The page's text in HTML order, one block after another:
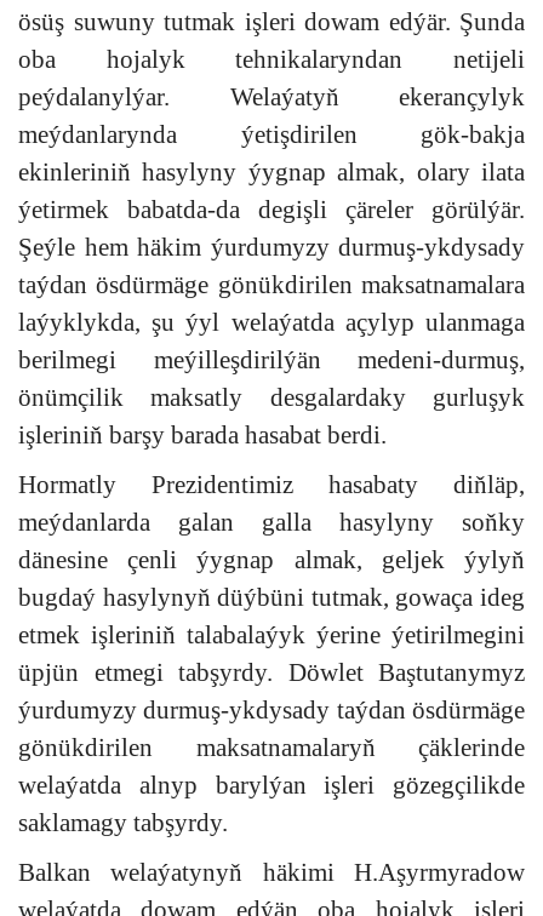
ösüş suwuny tutmak işleri dowam edýär. Şunda
oba hojalyk tehnikalaryndan netijeli
peýdalanylýar. Welaýatyň ekerançylyk
meýdanlarynda ýetişdirilen gök-bakja
ekinleriniň hasylyny ýygnap almak, olary ilata
ýetirmek babatda-da degişli çäreler görülýär.
Şeýle hem häkim ýurdumyzy durmuş-ykdysady
taýdan ösdürmäge gönükdirilen maksatnamalara
laýyklykda, şu ýyl welaýatda açylyp ulanmaga
berilmegi meýilleşdirilýän medeni-durmuş,
önümçilik maksatly desgalardaky gurluşyk
işleriniň barşy barada hasabat berdi.
Hormatly Prezidentimiz hasabaty diňläp,
meýdanlarda galan galla hasylyny soňky
dänesine çenli ýygnap almak, geljek ýylyň
bugdaý hasylynyň düýbüni tutmak, gowaça ideg
etmek işleriniň talabalaýyk ýerine ýetirilmegini
üpjün etmegi tabşyrdy. Döwlet Baştutanymyz
ýurdumyzy durmuş-ykdysady taýdan ösdürmäge
gönükdirilen maksatnamalaryň çäklerinde
welaýatda alnyp barylýan işleri gözegçilikde
saklamagy tabşyrdy.
Balkan welaýatynyň häkimi H.Aşyrmyradow
welaýatda dowam edýän oba hojalyk işleri